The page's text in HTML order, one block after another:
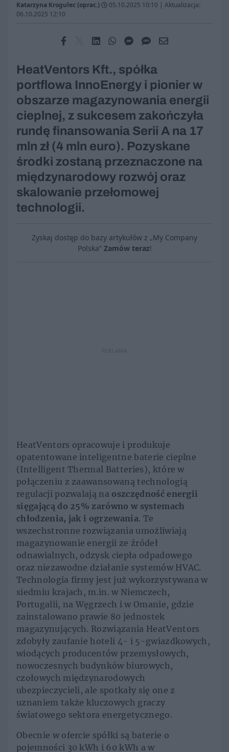
Katarzyna Krogulec (oprac.) 05.10.2025 10:10 | Aktualizacja:
06.10.2025 12:10
HeatVentors Kft., spółka
portflowa InnoEnergy i pionier w
obszarze magazynowania energii
cieplnej, z sukcesem zakończyła
rundę finansowania Serii A na 17
mln zł (4 mln euro). Pozyskane
środki zostaną przeznaczone na
międzynarodowy rozwój oraz
skalowanie przełomowej
technologii.
Zyskaj dostęp do bazy artykułów z „My Company
Polska” Zamów teraz!
REKLAMA
HeatVentors opracowuje i produkuje
opatentowane inteligentne baterie cieplne
(Intelligent Thermal Batteries), które w
połączeniu z zaawansowaną technologią
regulacji pozwalają na oszczędność energii
sięgającą do 25% zarówno w systemach
chłodzenia, jak i ogrzewania. Te
wszechstronne rozwiązania umożliwiają
magazynowanie energii ze źródeł
odnawialnych, odzysk ciepła odpadowego
oraz niezawodne działanie systemów HVAC.
Technologia firmy jest już wykorzystywana w
siedmiu krajach, m.in. w Niemczech,
Portugalii, na Węgrzech i w Omanie, gdzie
zainstalowano prawie 80 jednostek
magazynujących. Rozwiązania HeatVentors
zdobyły zaufanie hoteli 4- i 5-gwiazdkowych,
wiodących producentów przemysłowych,
nowoczesnych budynków biurowych,
czołowych międzynarodowych
ubezpieczycieli, ale spotkały się one z
uznaniem także kluczowych graczy
światowego sektora energetycznego.
Obecnie w ofercie spółki są baterie o
pojemności 30 kWh i 60 kWh a w